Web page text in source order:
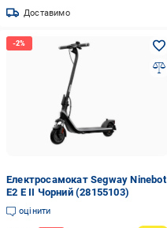
Доставимо
Електросамокат Segway Ninebot
E2 E II Чорний (28155103)
оцінити